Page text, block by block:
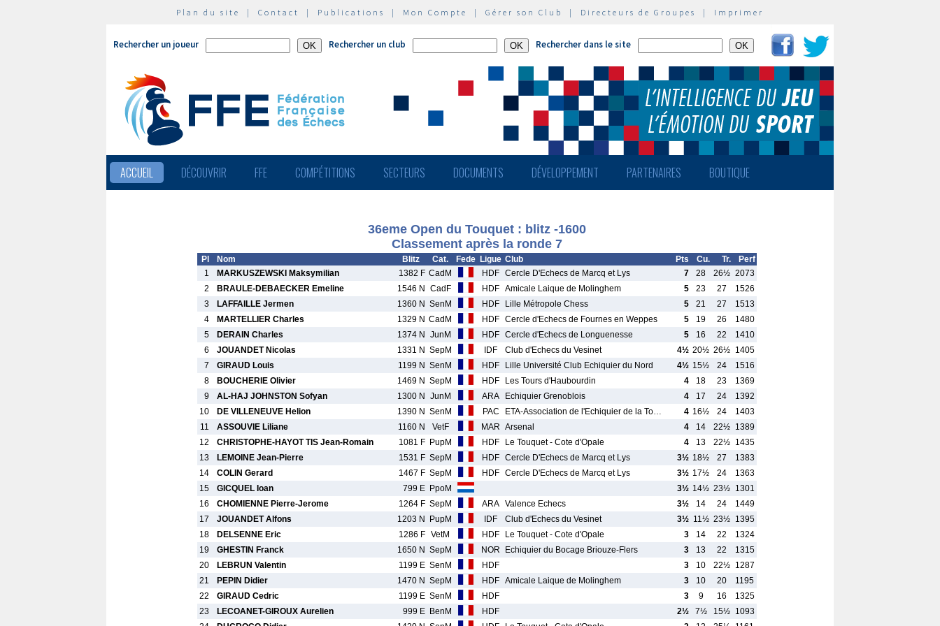
Plan du site | Contact | Publications | Mon Compte | Gérer son Club | Directeurs de Groupes | Imprimer
Rechercher un joueur Rechercher un club Rechercher dans le site
ACCUEIL DÉCOUVRIR FFE COMPÉTITIONS SECTEURS DOCUMENTS DÉVELOPPEMENT PARTENAIRES BOUTIQUE
36eme Open du Touquet : blitz -1600
Classement après la ronde 7
Pl Nom Blitz Cat. Fede Ligue Club Pts Cu. Tr.
Perf
1
MARKUSZEWSKI Maksymilian 1382 F CadM HDF Cercle D'Echecs de Marcq et Lys 7 28 26½ 2073
2
BRAULE-DEBAECKER Emeline 1546 N CadF HDF Amicale Laique de Molinghem 5 23 27
1526
3
LAFFAILLE Jermen 1360 N SenM HDF Lille Métropole Chess 5 21 27
1513
4
MARTELLIER Charles 1329 N CadM HDF Cercle d'Echecs de Fournes en Weppes 5 19 26
1480
5
DERAIN Charles 1374 N JunM HDF Cercle d'Echecs de Longuenesse 5 16 22
1410
6
JOUANDET Nicolas 1331 N SepM IDF Club d'Echecs du Vesinet 4½ 20½ 26½ 1405
7
GIRAUD Louis 1199 N SenM HDF Lille Université Club Echiquier du Nord 4½ 15½ 24
1516
8
BOUCHERIE Olivier 1469 N SepM HDF Les Tours d'Haubourdin 4 18 23
1369
9
AL-HAJ JOHNSTON Sofyan 1300 N JunM ARA Echiquier Grenoblois 4 17 24
1392
10
DE VILLENEUVE Helion 1390 N SenM PAC ETA-Association de l'Echiquier de la To… 4 16½ 24
1403
11
ASSOUVIE Liliane 1160 N VetF MAR Arsenal 4 14 22½ 1389
12
CHRISTOPHE-HAYOT TIS Jean-Romain 1081 F PupM HDF Le Touquet - Cote d'Opale 4 13 22½ 1435
13
LEMOINE Jean-Pierre 1531 F SepM HDF Cercle D'Echecs de Marcq et Lys 3½ 18½ 27
1383
14
COLIN Gerard 1467 F SepM HDF Cercle D'Echecs de Marcq et Lys 3½ 17½ 24
1363
15
GICQUEL Ioan 799 E PpoM 3½ 14½ 23½ 1301
16
CHOMIENNE Pierre-Jerome 1264 F SepM ARA Valence Echecs 3½ 14 24
1449
17
JOUANDET Alfons 1203 N PupM IDF Club d'Echecs du Vesinet 3½ 11½ 23½ 1395
18
DELSENNE Eric 1286 F VetM HDF Le Touquet - Cote d'Opale 3 14 22
1324
19
GHESTIN Franck 1650 N SepM NOR Echiquier du Bocage Briouze-Flers 3 13 22
1315
20
LEBRUN Valentin 1199 E SenM HDF 3 10 22½ 1287
21
PEPIN Didier 1470 N SepM HDF Amicale Laique de Molinghem 3 10 20
1195
22
GIRAUD Cedric 1199 E SenM HDF 3 9 16
1325
23
LECOANET-GIROUX Aurelien 999 E BenM HDF 2½ 7½ 15½ 1093